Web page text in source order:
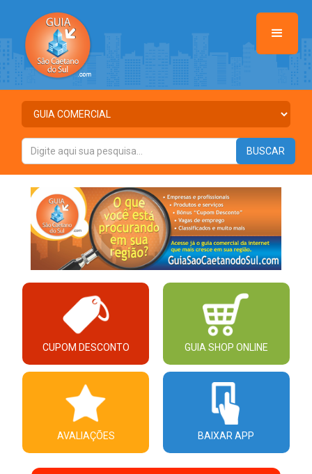
CUPOM DESCONTO GUIA SHOP ONLINE
AVALIAÇÕES BAIXAR APP